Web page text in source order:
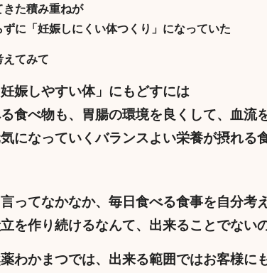
た積み重ねが
に「妊娠しにくい体つくり」になっていた
えてみて
娠しやすい体」にもどすには
食べ物も、胃腸の環境を良くして、血流
になっていくバランスよい栄養が摂れる
言ってなかなか、毎日食べる食事を自分考
を作り続けるなんて、出来ることでない
わかまつでは、出来る範囲ではお客様に